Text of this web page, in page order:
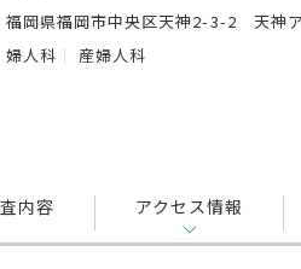
福岡県福岡市中央区天神2-3-2 天神
婦人科
産婦人科
内容 アクセス情報